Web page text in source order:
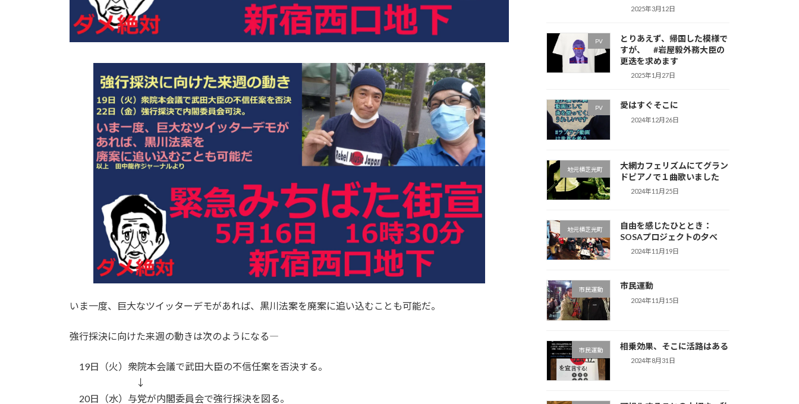
いま一度、巨大なツイッターデモがあれば、黒川法案を廃案に追い込むことも可能だ。
強行採決に向けた来週の動きは次のようになる―
19日（火）衆院本会議で武田大臣の不信任案を否決する。
↓
20日（水）与党が内閣委員会で強行採決を図る。
2025年3月12日
PV
とりあえず、帰国した模様で
すが、 #岩屋毅外務大臣の
更迭を求めます
2025年1月27日
PV 愛はすぐそこに
2024年12月26日
地元横芝光町
大網カフェリズムにてグラン
ドピアノで１曲歌いました
2024年11月25日
地元横芝光町
自由を感じたひととき：
SOSAプロジェクトの夕べ
2024年11月19日
市民運動 市民運動
2024年11月15日
市民運動 相乗効果、そこに活路はある
2024年8月31日